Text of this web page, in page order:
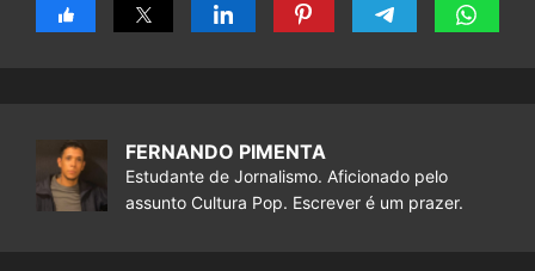
FERNANDO PIMENTA
Estudante de Jornalismo. Aficionado pelo
assunto Cultura Pop. Escrever é um prazer.